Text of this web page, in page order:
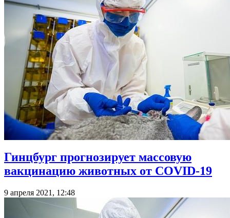
Гинцбург прогнозирует массовую
вакцинацию животных от COVID-19
9 апреля 2021, 12:48